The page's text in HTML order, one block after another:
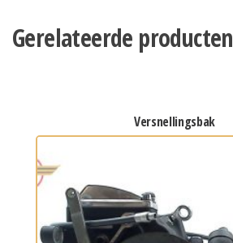
Gerelateerde producten
versnellingsbak